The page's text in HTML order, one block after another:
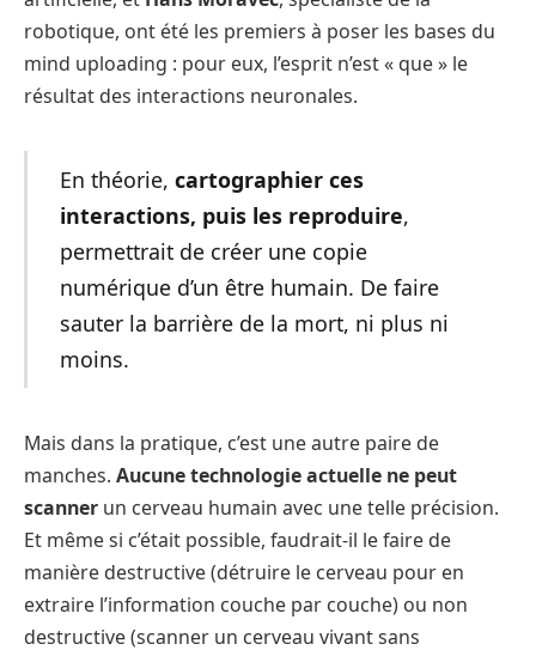
robotique, ont été les premiers à poser les bases du
mind uploading : pour eux, l’esprit n’est « que » le
résultat des interactions neuronales.
En théorie, cartographier ces
interactions, puis les reproduire,
permettrait de créer une copie
numérique d’un être humain. De faire
sauter la barrière de la mort, ni plus ni
moins.
Mais dans la pratique, c’est une autre paire de
manches. Aucune technologie actuelle ne peut
scanner un cerveau humain avec une telle précision.
Et même si c’était possible, faudrait-il le faire de
manière destructive (détruire le cerveau pour en
extraire l’information couche par couche) ou non
destructive (scanner un cerveau vivant sans